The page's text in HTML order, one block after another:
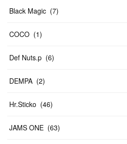
Black Magic (7)
COCO (1)
Def Nuts.p (6)
DEMPA (2)
Hr.Sticko (46)
JAMS ONE (63)